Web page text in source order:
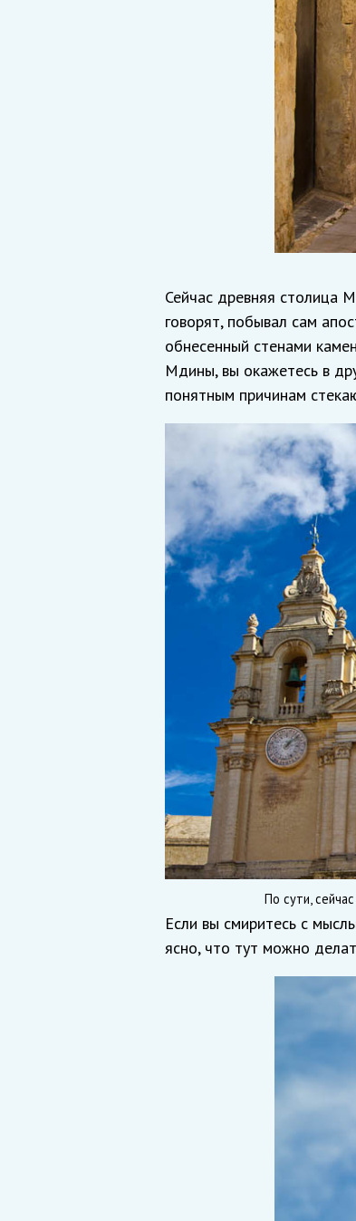
Сейчас древняя столица
говорят, побывал сам
обнесенный стенами
Мдины, вы окажетесь в
понятным причинам
По сути,
Если вы смиритесь с
ясно, что тут можно